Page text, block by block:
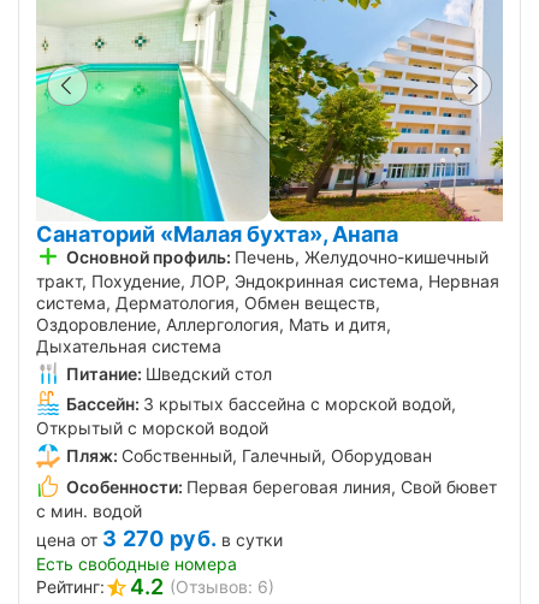
Санаторий «Малая бухта», Анапа
Основной профиль: Печень, Желудочно-кишечный
тракт, Похудение, ЛОР, Эндокринная система, Нервная
система, Дерматология, Обмен веществ,
Оздоровление, Аллергология, Мать и дитя,
Дыхательная система
Питание: Шведский стол
Бассейн: 3 крытых бассейна с морской водой,
Открытый с морской водой
Пляж: Собственный, Галечный, Оборудован
Особенности: Первая береговая линия, Свой бювет
с мин. водой
цена от 3 270 руб. в сутки
Есть свободные номера
Рейтинг:
4.2 (Отзывов: 6)